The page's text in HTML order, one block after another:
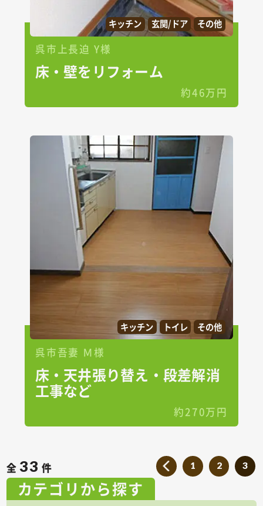
キッチン 玄関/ドア その他
呉市上長迫 Y様
床・壁をリフォーム
約46万円
キッチン トイレ その他
呉市吾妻 Ｍ様
床・天井張り替え・段差解消
工事など
約270万円
全 33 件 1 2 3
カテゴリから探す